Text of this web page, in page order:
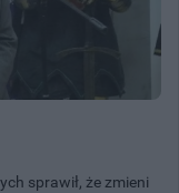
sprawił, że zmieni